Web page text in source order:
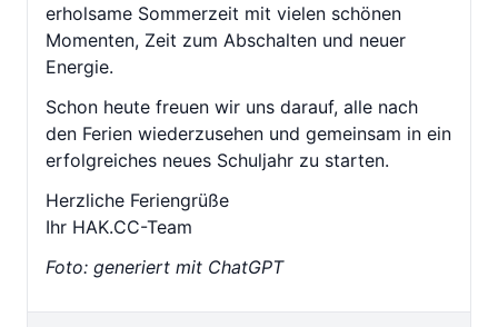
erholsame Sommerzeit mit vielen schönen
Momenten, Zeit zum Abschalten und neuer
Energie.
Schon heute freuen wir uns darauf, alle nach
den Ferien wiederzusehen und gemeinsam in ein
erfolgreiches neues Schuljahr zu starten.
Herzliche Feriengrüße
Ihr HAK.CC-Team
Foto: generiert mit ChatGPT